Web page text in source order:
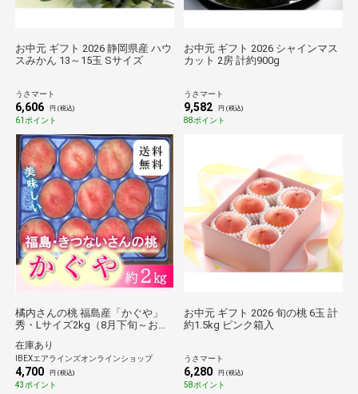
お中元 ギフト 2026 静岡県産 ハウ
スみかん 13～15玉 Sサイズ
うさマート
6,606 円 (税込)
61ポイント
お中元 ギフト 2026 シャインマス
カット 2房 計約900g
うさマート
9,582 円 (税込)
88ポイント
橘内さんの桃 福島産「かぐや」
秀・Lサイズ2kg（8月下旬～お届
在庫あり
IBEXエアラインズオンラインショップ
4,700 円 (税込)
43ポイント
お中元 ギフト 2026 旬の桃 6玉 計
約1.5kg ピンク箱入
うさマート
6,280 円 (税込)
58ポイント